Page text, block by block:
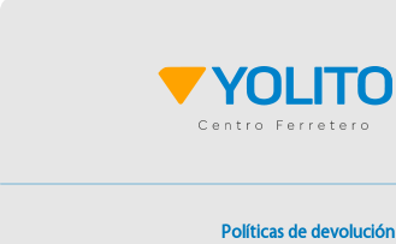
Políticas de devolución